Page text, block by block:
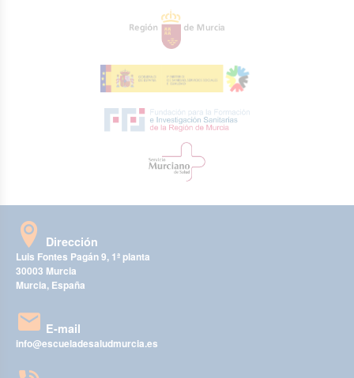
Dirección
Luis Fontes Pagán 9, 1ª planta
30003 Murcia
Murcia, España
E-mail
info@escueladesaludmurcia.es